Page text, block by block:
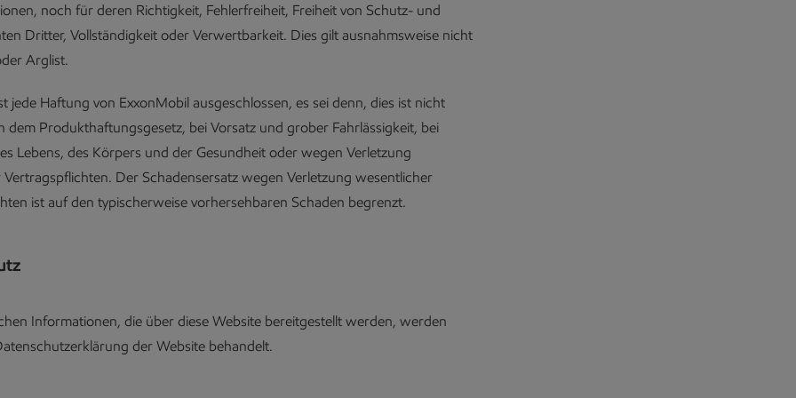
noch für deren Richtigkeit, Fehlerfreiheit, Freiheit von Schutz- und
Dritter, Vollständigkeit oder Verwertbarkeit. Dies gilt ausnahmsweise nicht
Arglist.
jede Haftung von ExxonMobil ausgeschlossen, es sei denn, dies ist nicht
dem Produkthaftungsgesetz, bei Vorsatz und grober Fahrlässigkeit, bei
Lebens, des Körpers und der Gesundheit oder wegen Verletzung
Der Schadensersatz wegen Verletzung wesentlicher
ist auf den typischerweise vorhersehbaren Schaden begrenzt.
Informationen, die über diese Website bereitgestellt werden, werden
der Website behandelt.